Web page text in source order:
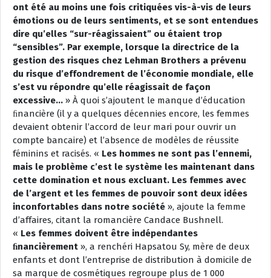
ont été au moins une fois critiquées vis-à-vis de leurs
émotions ou de leurs sentiments, et se sont entendues
dire qu’elles “sur-réagissaient” ou étaient trop
“sensibles”. Par exemple, lorsque la directrice de la
gestion des risques chez Lehman Brothers a prévenu
du risque d’effondrement de l’économie mondiale, elle
s’est vu répondre qu’elle réagissait de façon
excessive… » À quoi s’ajoutent le manque d’éducation
ﬁnancière (il y a quelques décennies encore, les femmes
devaient obtenir l’accord de leur mari pour ouvrir un
compte bancaire) et l’absence de modèles de réussite
féminins et racisés. « Les hommes ne sont pas l’ennemi,
mais le problème c’est le système les maintenant dans
cette domination et nous excluant. Les femmes avec
de l’argent et les femmes de pouvoir sont deux idées
inconfortables dans notre société », ajoute la femme
d’affaires, citant la romancière Candace Bushnell.
« Les femmes doivent être indépendantes
ﬁnancièrement », a renchéri Hapsatou Sy, mère de deux
enfants et dont l’entreprise de distribution à domicile de
sa marque de cosmétiques regroupe plus de 1 000